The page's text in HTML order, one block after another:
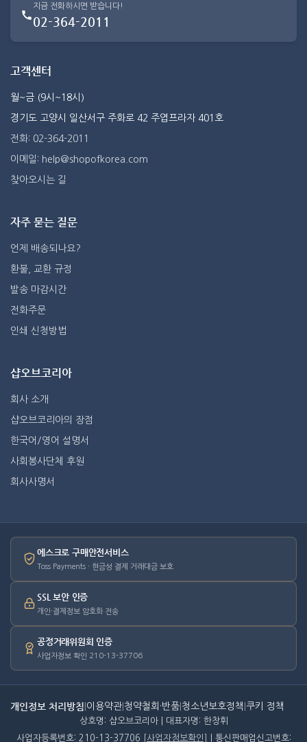
지금 전화하시면 받습니다!
02-364-2011
고객센터
월~금 (9시~18시)
경기도 고양시 일산서구 주화로 42 주엽프라자 401호
전화: 02-364-2011
이메일: help@shopofkorea.com
찾아오시는 길
자주 묻는 질문
언제 배송되나요?
환불, 교환 규정
발송 마감시간
전화주문
인쇄 신청방법
샵오브코리아
회사 소개
샵오브코리아의 장점
한국어/영어 설명서
사회봉사단체 후원
회사사명서
에스크로 구매안전서비스
Toss Payments · 현금성 결제 거래대금 보호
SSL 보안 인증
개인·결제정보 암호화 전송
공정거래위원회 인증
사업자정보 확인 210-13-37706
개인정보 처리방침 이용약관 청약철회·반품 청소년보호정책 쿠키 정책
상호명: 샵오브코리아 | 대표자명: 한창휘
사업자등록번호: 210-13-37706
[사업자정보확인] | 통신판매업신고번호: